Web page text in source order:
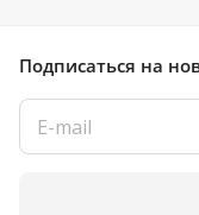
Подписаться на